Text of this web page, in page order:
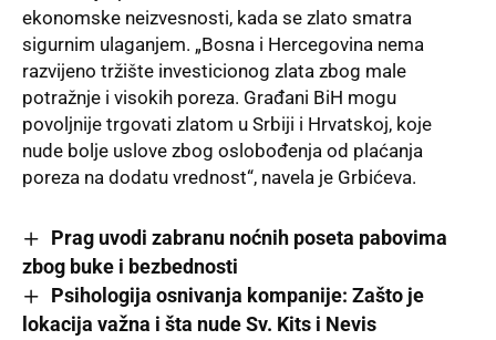
ekonomske neizvesnosti, kada se zlato smatra
sigurnim ulaganjem. „Bosna i Hercegovina nema
razvijeno tržište investicionog zlata zbog male
potražnje i visokih poreza. Građani BiH mogu
povoljnije trgovati zlatom u Srbiji i Hrvatskoj, koje
nude bolje uslove zbog oslobođenja od plaćanja
poreza na dodatu vrednost“, navela je Grbićeva.
Prag uvodi zabranu noćnih poseta pabovima
zbog buke i bezbednosti
Psihologija osnivanja kompanije: Zašto je
lokacija važna i šta nude Sv. Kits i Nevis